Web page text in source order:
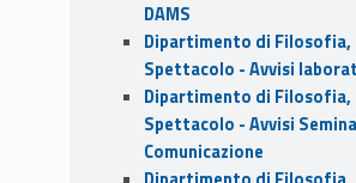
DAMS
Dipartimento di Filosofia,
Spettacolo - Avvisi
Dipartimento di Filosofia,
Spettacolo - Avvisi
Comunicazione